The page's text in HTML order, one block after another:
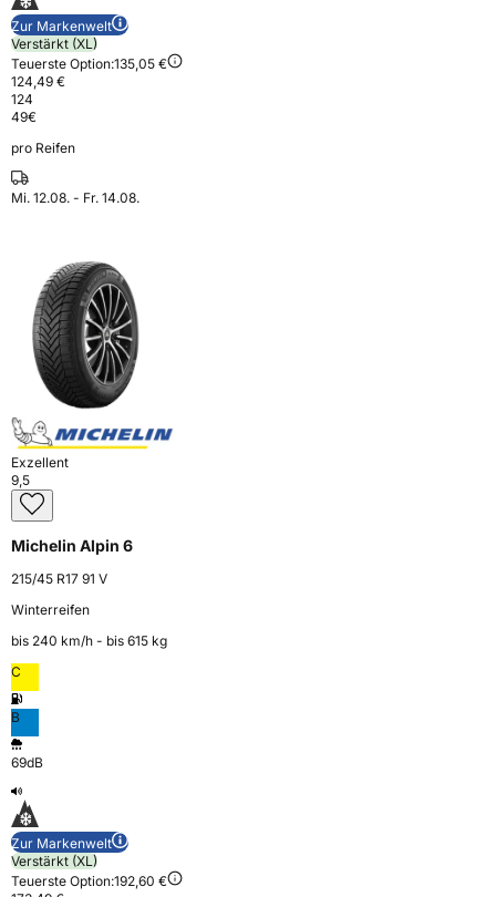
Zur Markenwelt
Verstärkt (XL)
Teuerste Option:135,05 €
124,49 €
124
49€
pro Reifen
Mi. 12.08. - Fr. 14.08.
Exzellent
9,5
Michelin Alpin 6
215/45 R17 91 V
Winterreifen
bis 240 km⁠/⁠h - bis 615 kg
C
B
69dB
Zur Markenwelt
Verstärkt (XL)
Teuerste Option:192,60 €